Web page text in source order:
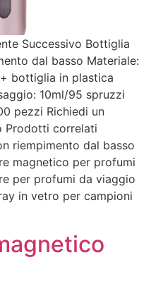
Successivo Bottiglia
dal basso Materiale:
bottiglia in plastica
10ml/95 spruzzi
pezzi Richiedi un
Prodotti correlati
riempimento dal basso
magnetico per profumi
per profumi da viaggio
in vetro per campioni